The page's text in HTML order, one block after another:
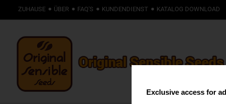
ZUHAUSE ÜBER FAQ'S KUNDENDIENST KATALOG DOWNLOAD
Exclusive access for